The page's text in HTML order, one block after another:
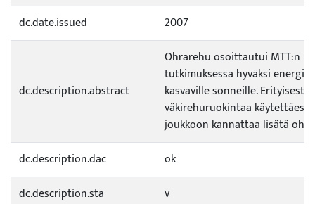
dc.date.issued
2007
dc.description.abstract
Ohrarehu osoittautui MTT:n
tutkimuksessa hyväksi
kasvaville sonneille. Erityisesti
väkirehuruokintaa
joukkoon kannattaa lisätä
dc.description.dac
ok
dc.description.sta
v